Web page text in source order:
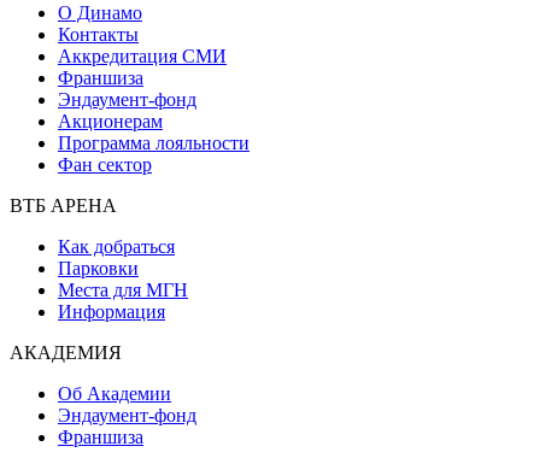
О Динамо
Контакты
Аккредитация СМИ
Франшиза
Эндаумент-фонд
Акционерам
Программа лояльности
Фан сектор
ВТБ АРЕНА
Как добраться
Парковки
Места для МГН
Информация
АКАДЕМИЯ
Об Академии
Эндаумент-фонд
Франшиза